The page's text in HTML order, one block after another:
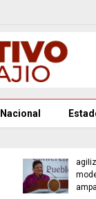
Nacional